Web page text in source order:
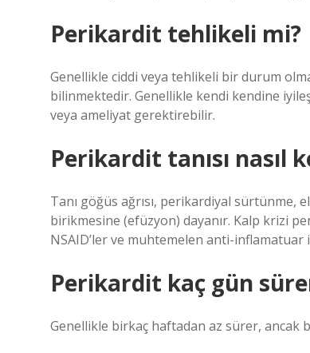
Perikardit tehlikeli mi?
Genellikle ciddi veya tehlikeli bir durum
bilinmektedir. Genellikle kendi kendine
veya ameliyat gerektirebilir.
Perikardit tanısı nasıl
Tanı göğüs ağrısı, perikardiyal sürtünme,
birikmesine (efüzyon) dayanır. Kalp krizi
NSAID’ler ve muhtemelen anti-inflamatuar
Perikardit kaç gün
Genellikle birkaç haftadan az sürer, ancak